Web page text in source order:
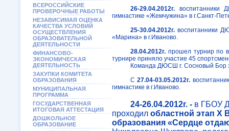
ВСЕРОССИЙСКИЕ
ПРОВЕРОЧНЫЕ РАБОТЫ
НЕЗАВИСИМАЯ ОЦЕНКА
КАЧЕСТВА УСЛОВИЙ
ОСУЩЕСТВЛЕНИЯ
ОБРАЗОВАТЕЛЬНОЙ
ДЕЯТЕЛЬНОСТИ
ФИНАНСОВО-
ЭКОНОМИЧЕСКАЯ
ДЕЯТЕЛЬНОСТЬ
ЗАКУПКИ КОМИТЕТА
ОБРАЗОВАНИЯ
МУНИЦИПАЛЬНАЯ
ПРОГРАММА
ГОСУДАРСТВЕННАЯ
ИТОГОВАЯ АТТЕСТАЦИЯ
ДОШКОЛЬНОЕ
ОБРАЗОВАНИЕ
26-29.04.2012г. воспитанники
гимнастике «Жемчужина» в г.Санкт-
25-30.04.2012г.воспитанники
«Марина» в г.Иваново.
28.04.2012г. прошел турнир по
турнире приняло участие 45
Команда ДЮСШ г. Сосновый Бор
С27.04-03.05.2012г.
гимнастике в г.Иваново.
24-26.04.2012г. - в ГБОУ
проходил областной этап X
образования «Сердце